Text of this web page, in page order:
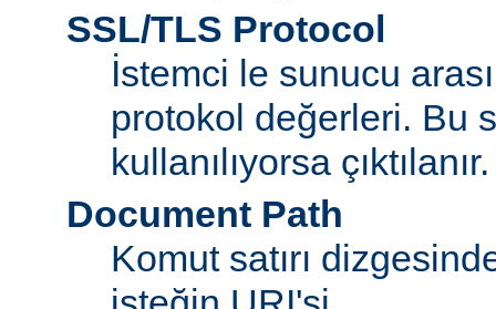
SSL/TLS Protocol
İstemci le sunucu
protokol değerleri. Bu
kullanılıyorsa çıktılanır.
Document Path
Komut satırı